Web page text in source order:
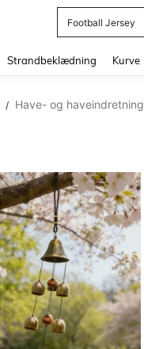
Football Jersey
Strandbeklædning Kurve
/ Have- og haveindretning